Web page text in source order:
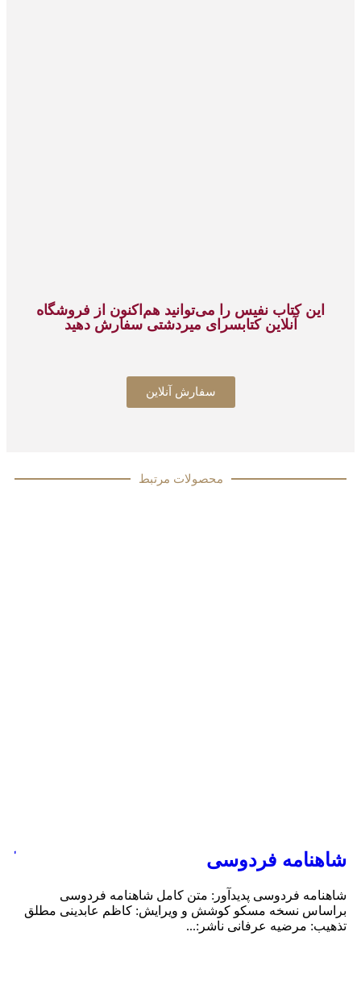
این کتاب نفیس را می‌توانید هم‌اکنون از فروشگاه
آنلاین کتابسرای میردشتی سفارش دهید
سفارش آنلاین
شاهنامه فردوسی
شاهنامه فردوسی پدید‌آور: متن کامل شاهنامه فردوسی
براساس نسخه مسکو کوشش و ویرایش:‌ کاظم عابدینی مطلق
تذهیب:‌ مرضیه عرفانی ناشر:...
محصولات مرتبط